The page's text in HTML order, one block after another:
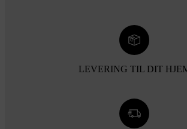
LEVERING TIL DIT